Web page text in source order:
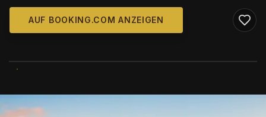
AUF BOOKING.COM ANZEIGEN